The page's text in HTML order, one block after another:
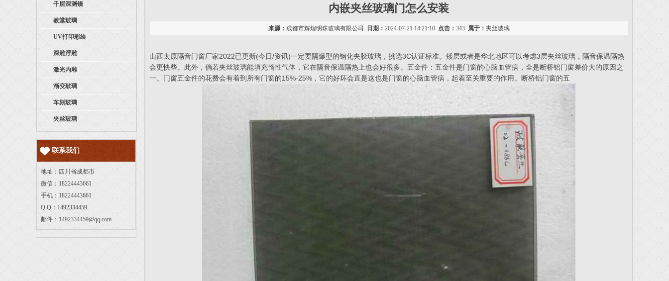
千层深渊镜
教堂玻璃
UV打印彩绘
深雕浮雕
激光内雕
渐变玻璃
车刻玻璃
夹丝玻璃
联系我们
地址：四川省成都市
微信：18224443661
手机：18224443661
Q Q：1492334459
邮件： 1492334459@qq.com
内嵌夹丝玻璃门怎么安装
来源： 成都市辉煌明珠玻璃有限公司 日期： 2024-07-21 14:21:10 点击： 343 属于： 夹丝玻璃
山西太原隔音门窗厂家2022已更新(今日/资讯)一定要隔爆型的钢化夹胶玻璃，挑选3C认证标准。矮层或者是华北地区可以考虑3层夹丝玻璃，隔音保温隔热
会更快些。此外，倘若夹丝玻璃能填充惰性气体，它在隔音保温隔热上也会好很多。五金件：五金件是门窗的心脑血管病，全是断桥铝门窗差价大的原因之
一。门窗五金件的花费会有着到所有门窗的15%-25%，它的好坏会直是这也是门窗的心脑血管病，起着至关重要的作用。断桥铝门窗的五